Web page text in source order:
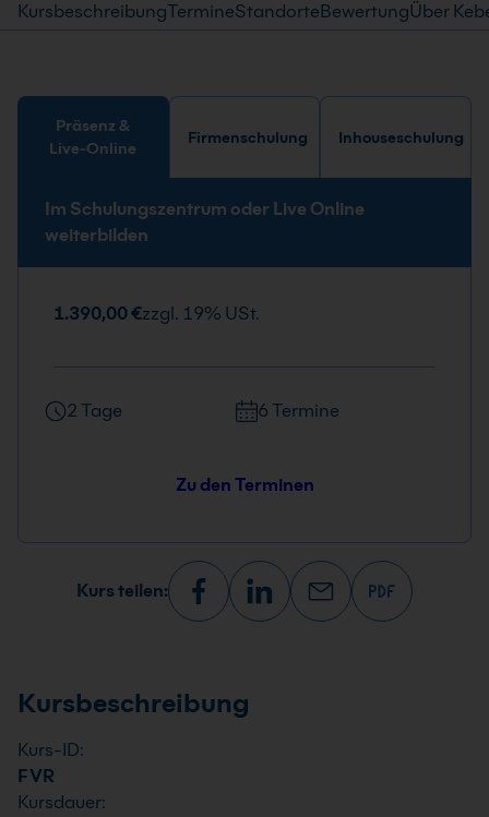
KursbeschreibungTermineStandorteBewertungÜber
Präsenz &
Live-Online
Firmenschulung Inhouseschulung
Im Schulungszentrum oder Live Online
weiterbilden
1.390,00 €zzgl. 19% USt.
2 Tage 6 Termine
Zu den Terminen
Kurs teilen:
Kursbeschreibung
Kurs-ID:
FVR
Kursdauer: